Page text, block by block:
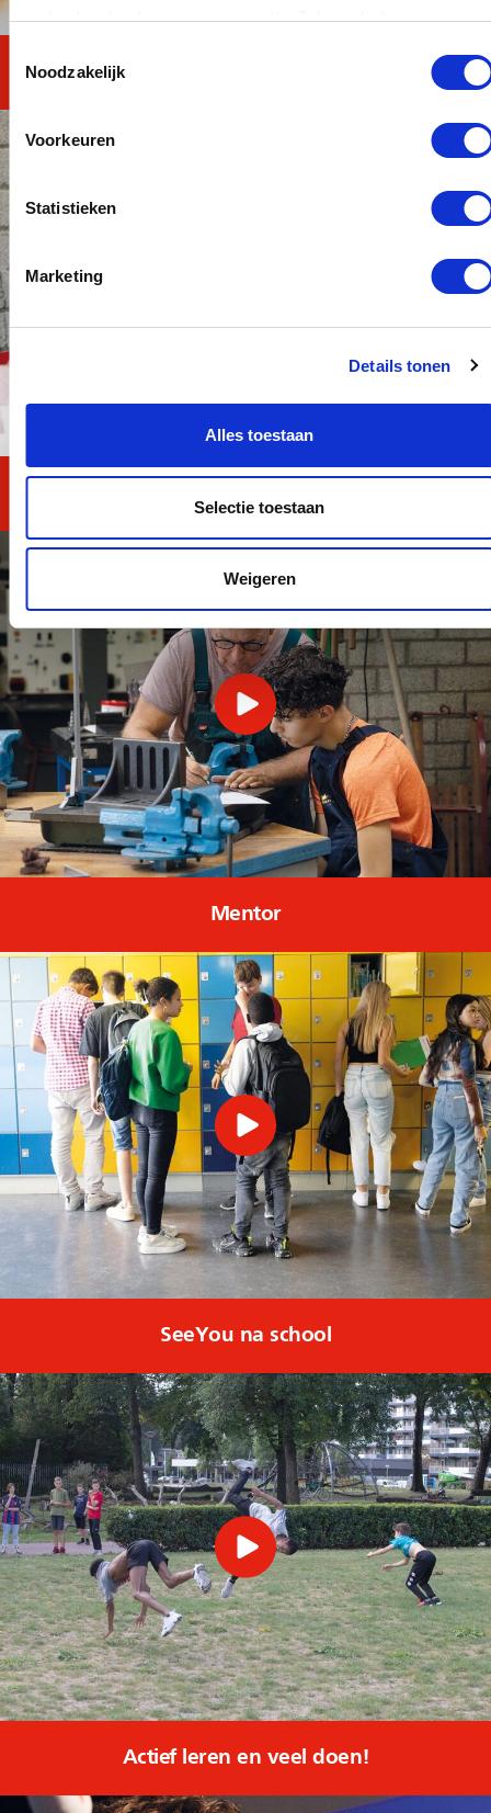
invloed op het functioneren van YouTube-video's.
Noodzakelijk
Voorkeuren
Statistieken
Marketing
Details tonen
Alles toestaan
Selectie toestaan
Weigeren
Mentor
SeeYou na school
Actief leren en veel doen!